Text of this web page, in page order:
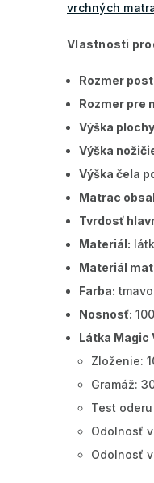
vrchných
Vlastnosti
Rozmer
Rozmer pre
Výška
Výška
Výška čela
Matrac
Tvrdosť
Materiál:
Materiál
Farba:
Nosnosť:
Látka Magic
Zloženie:
Gramáž:
Test
Odolnosť
Odolnosť